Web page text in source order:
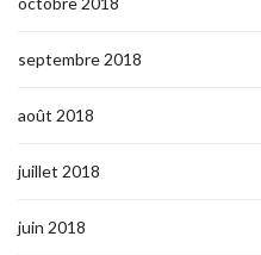
septembre 2018
août 2018
juillet 2018
juin 2018